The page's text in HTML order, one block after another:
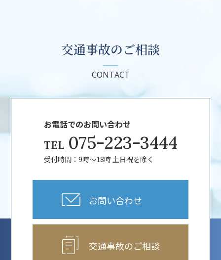
交通事故のご相談
CONTACT
お電話でのお問い合わせ
TEL 075-223-3444
受付時間：9時～18時 土日祝を除く
お問い合わせ
交通事故のご相談